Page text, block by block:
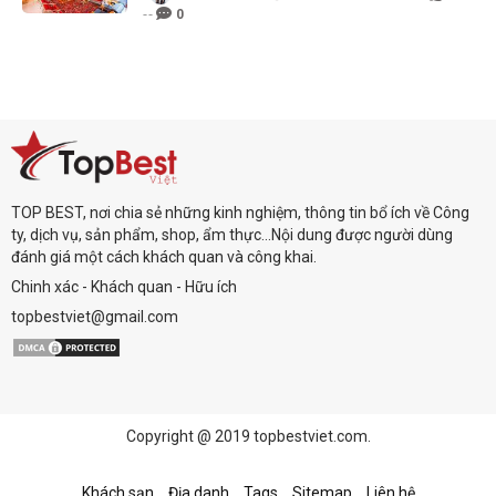
0
TOP BEST, nơi chia sẻ những kinh nghiệm, thông tin bổ ích về Công
ty, dịch vụ, sản phẩm, shop, ẩm thực...Nội dung được người dùng
đánh giá một cách khách quan và công khai.
Chinh xác - Khách quan - Hữu ích
topbestviet@gmail.com
Copyright @ 2019 topbestviet.com.